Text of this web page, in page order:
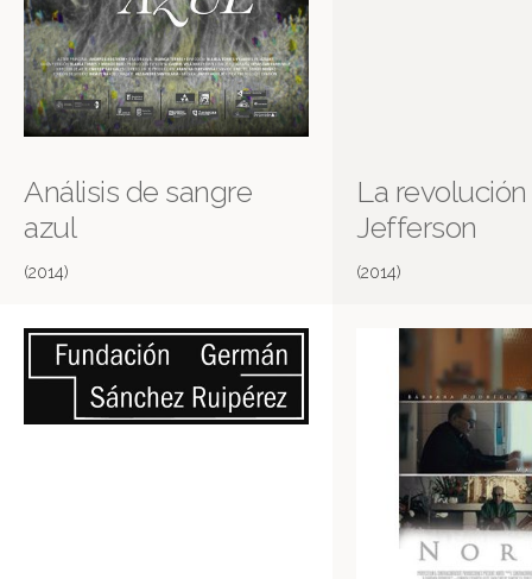
Análisis de sangre
azul
(2014)
La
Jefferson
(2014)